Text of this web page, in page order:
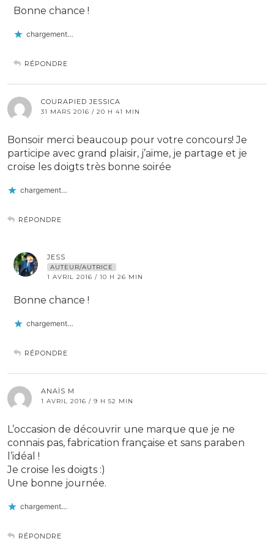
Bonne chance !
chargement…
RÉPONDRE
COURAPIED JESSICA
31 MARS 2016 / 20 H 41 MIN
Bonsoir merci beaucoup pour votre concours! Je
participe avec grand plaisir, j’aime, je partage et je
croise les doigts très bonne soirée
chargement…
RÉPONDRE
JESS
AUTEUR/AUTRICE
1 AVRIL 2016 / 10 H 26 MIN
Bonne chance !
chargement…
RÉPONDRE
ANAÏS M
1 AVRIL 2016 / 9 H 52 MIN
L’occasion de découvrir une marque que je ne
connais pas, fabrication française et sans paraben
l’idéal !
Je croise les doigts :)
Une bonne journée.
chargement…
RÉPONDRE